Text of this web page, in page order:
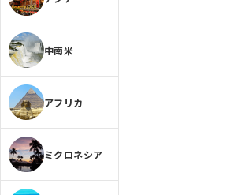
中南米
アフリカ
ミクロネシア